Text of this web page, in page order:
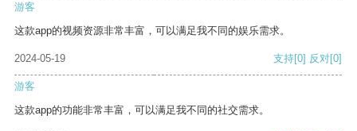
游客
这款app的视频资源非常丰富，可以满足我不同的娱乐需求。
2024-05-19 支持[0] 反对[0]
游客
这款app的功能非常丰富，可以满足我不同的社交需求。